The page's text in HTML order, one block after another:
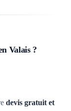
Valais ?
devis gratuit et